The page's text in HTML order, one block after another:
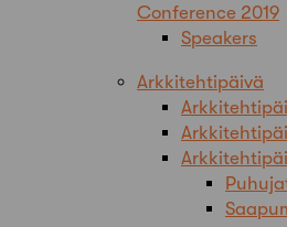
Conference 2019
Speakers
Arkkitehtipäivä